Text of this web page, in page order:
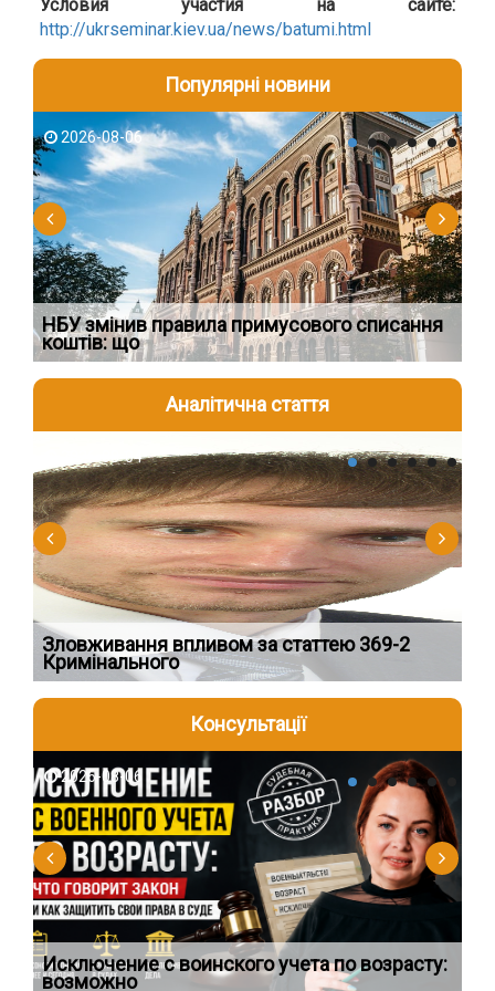
Условия участия на сайте:
http://ukrseminar.kiev.ua/news/batumi.html
Популярні новини
2026-08-06
НБУ змінив правила примусового списання
коштів: що
Аналітична стаття
2026-08-04
Зловживання впливом за статтею 369-2
Кримінального
Консультації
2026-08-06
Исключение с воинского учета по возрасту:
возможно